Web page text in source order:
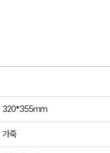
320*355mm
가죽